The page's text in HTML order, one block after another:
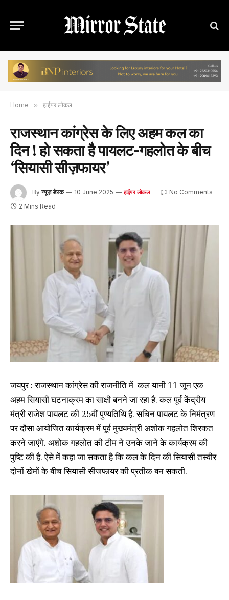
Home » हाईपर लोकल
राजस्थान कांग्रेस के लिए अहम कल का
दिन ! हो सकता है पायलट-गहलोत के बीच
‘सियासी सीज़फायर’
By न्यूज़ डेस्क 10 June 2025 हाईपर लोकल
No Comments
2 Mins Read
जयपुर : राजस्थान कांग्रेस की राजनीति में कल यानी 11 जून एक
अहम सियासी घटनाक्रम का साक्षी बनने जा रहा है. कल पूर्व केंद्रीय
मंत्री राजेश पायलट की 25वीं पुण्यतिथि है. सचिन पायलट के निमंत्रण
पर दौसा आयोजित कार्यक्रम में पूर्व मुख्यमंत्री अशोक गहलोत शिरकत
करने जाएंगे. अशोक गहलोत की टीम ने उनके जाने के कार्यक्रम की
पुष्टि की है. ऐसे में कहा जा सकता है कि कल के दिन की सियासी तस्वीर
दोनों खेमों के बीच सियासी सीजफायर की प्रतीक बन सकती.